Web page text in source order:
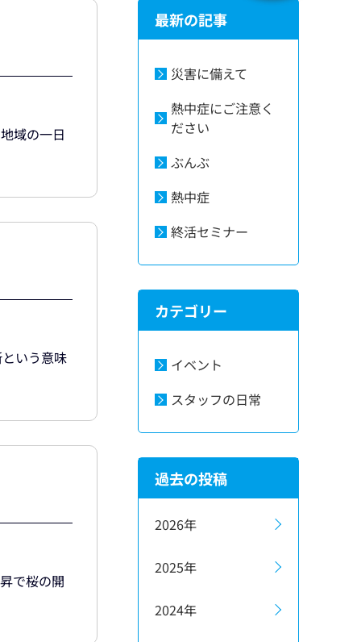
域の一日
いう意味
で桜の開
最新の記事
災害に備えて
熱中症にご注意く
ださい
ぶんぶ
熱中症
終活セミナー
カテゴリー
イベント
スタッフの日常
過去の投稿
2026年
2025年
2024年